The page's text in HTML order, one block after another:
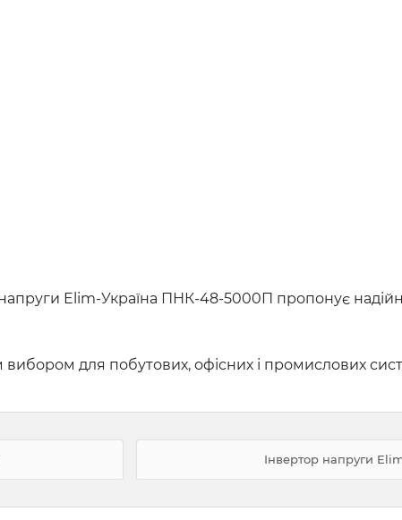
Elim-Україна ПНК-48-5000П пропонує
вибором для побутових, офісних і промислових
Інвертор напруги